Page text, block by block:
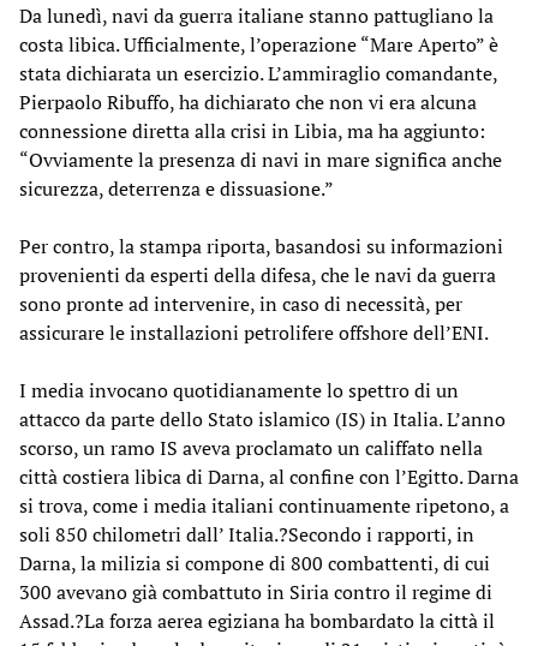
Da lunedì, navi da guerra italiane stanno pattugliano la
costa libica. Ufficialmente, l’operazione “Mare Aperto” è
stata dichiarata un esercizio. L’ammiraglio comandante,
Pierpaolo Ribuffo, ha dichiarato che non vi era alcuna
connessione diretta alla crisi in Libia, ma ha aggiunto:
“Ovviamente la presenza di navi in mare significa anche
sicurezza, deterrenza e dissuasione.”
Per contro, la stampa riporta, basandosi su informazioni
provenienti da esperti della difesa, che le navi da guerra
sono pronte ad intervenire, in caso di necessità, per
assicurare le installazioni petrolifere offshore dell’ENI.
I media invocano quotidianamente lo spettro di un
attacco da parte dello Stato islamico (IS) in Italia. L’anno
scorso, un ramo IS aveva proclamato un califfato nella
città costiera libica di Darna, al confine con l’Egitto. Darna
si trova, come i media italiani continuamente ripetono, a
soli 850 chilometri dall’ Italia.?Secondo i rapporti, in
Darna, la milizia si compone di 800 combattenti, di cui
300 avevano già combattuto in Siria contro il regime di
Assad.?La forza aerea egiziana ha bombardato la città il